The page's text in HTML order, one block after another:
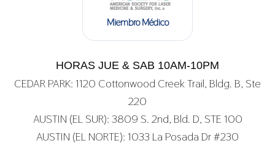
Miembro Médico
HORAS JUE & SAB 10AM-10PM
CEDAR PARK: 1120 Cottonwood Creek Trail, Bldg. B, Ste
220
AUSTIN (EL SUR): 3809 S. 2nd, Bld. D, STE 100
AUSTIN (EL NORTE): 1033 La Posada Dr #230